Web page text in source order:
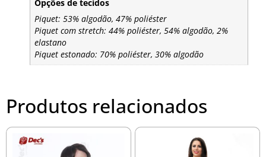
Opções de tecidos
Piquet: 53% algodão, 47% poliéster
Piquet com stretch: 44% poliéster, 54% algodão, 2%
elastano
Piquet estonado: 70% poliéster, 30% algodão
Produtos relacionados